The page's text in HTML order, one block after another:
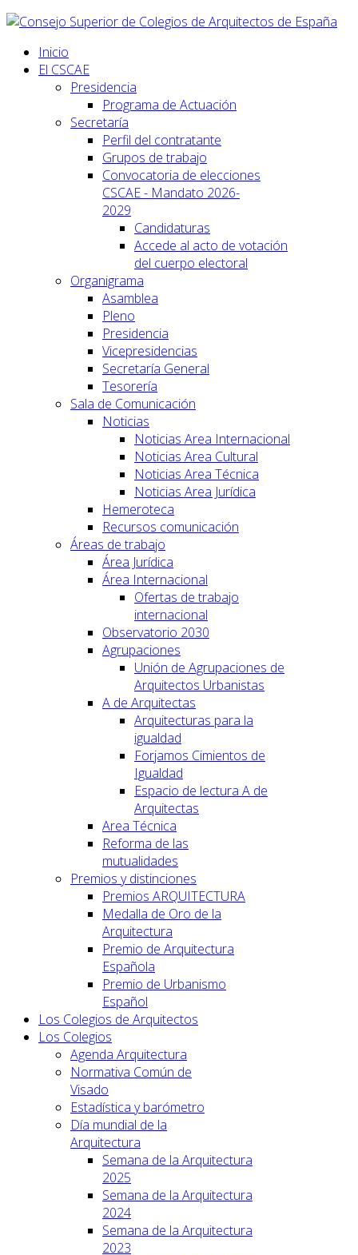
Inicio
El CSCAE
Presidencia
Programa de Actuación
Secretaría
Perfil del contratante
Grupos de trabajo
Convocatoria de elecciones
CSCAE - Mandato 2026-
2029
Candidaturas
Accede al acto de votación
del cuerpo electoral
Organigrama
Asamblea
Pleno
Presidencia
Vicepresidencias
Secretaría General
Tesorería
Sala de Comunicación
Noticias
Noticias Area Internacional
Noticias Area Cultural
Noticias Area Técnica
Noticias Area Jurídica
Hemeroteca
Recursos comunicación
Áreas de trabajo
Área Jurídica
Área Internacional
Ofertas de trabajo
internacional
Observatorio 2030
Agrupaciones
Unión de Agrupaciones de
Arquitectos Urbanistas
A de Arquitectas
Arquitecturas para la
igualdad
Forjamos Cimientos de
Igualdad
Espacio de lectura A de
Arquitectas
Area Técnica
Reforma de las
mutualidades
Premios y distinciones
Premios ARQUITECTURA
Medalla de Oro de la
Arquitectura
Premio de Arquitectura
Española
Premio de Urbanismo
Español
Los Colegios de Arquitectos
Los Colegios
Agenda Arquitectura
Normativa Común de
Visado
Estadística y barómetro
Día mundial de la
Arquitectura
Semana de la Arquitectura
2025
Semana de la Arquitectura
2024
Semana de la Arquitectura
2023